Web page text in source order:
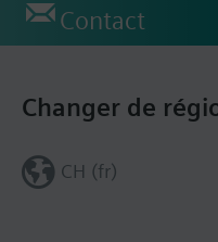
Contact
Changer de
CH (fr)